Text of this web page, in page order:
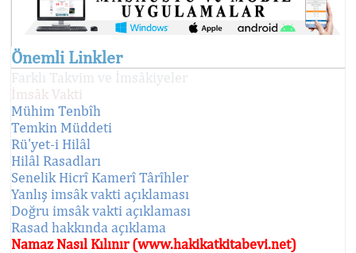
Önemli Linkler
Farklı Takvim ve İmsâkiyeler
İmsâk Vakti
Mühim Tenbîh
Temkin Müddeti
Rü'yet-i Hilâl
Hilâl Rasadları
Senelik Hicrî Kamerî Târîhler
Yanlış imsâk vakti açıklaması
Doğru imsâk vakti açıklaması
Rasad hakkında açıklama
Namaz Nasıl Kılınır (www.hakikatkitabevi.net)